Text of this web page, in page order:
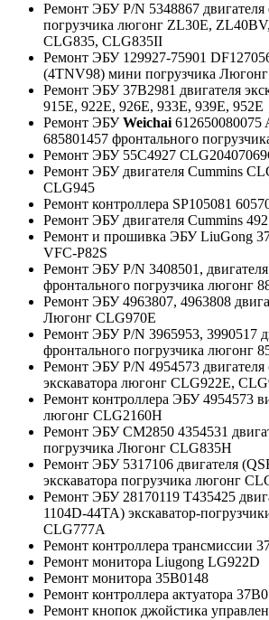
Ремонт ЭБУ P/N 5348867 двигателя
погрузчика люгонг ZL30E,
CLG835, CLG835II
Ремонт ЭБУ 129927-75901
(4TNV98) мини погрузчика
Ремонт ЭБУ 37B2981 двигателя
915E, 922E, 926E, 933E, 939E, 952E
Ремонт ЭБУWeichai 612650080075
685801457 фронтального
Ремонт ЭБУ 55C4927
Ремонт ЭБУ двигателя Cummins
CLG945
Ремонт контроллера SP105081
Ремонт ЭБУ двигателя Cummins
Ремонт и прошивка ЭБУ LiuGong
VFC-P82S
Ремонт ЭБУ P/N 3408501,
фронтального погрузчика люгонг
Ремонт ЭБУ 4963807, 4963808
Люгонг CLG970E
Ремонт ЭБУ P/N 3965953, 3990517
фронтального погрузчика люгонг
Ремонт ЭБУ P/N 4954573 двигателя
экскаватора люгонг CLG922E,
Ремонт контроллера ЭБУ 4954573
люгонг CLG2160H
Ремонт ЭБУ CM2850 4354531
погрузчика Люгонг CLG835H
Ремонт ЭБУ 5317106 двигателя
экскаватора погрузчика люгонг
Ремонт ЭБУ 28170119 T435425
1104D-44TA) экскаватор-
CLG777A
Ремонт контроллера трансмиссии
Ремонт монитора Liugong LG922D
Ремонт монитора 35B0148
Ремонт контроллера актуатора
Ремонт кнопок джойстика